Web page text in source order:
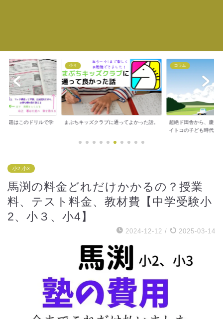
問題はこのドリルで学
小４
まぶちキッズクラブに通ってよかった話。
コラム
超絶ド田舎から、慶応
イトコの子ども時代...
小2,小3
馬渕の料金どれだけかかるの？授業
料、テスト料金、教材費【中学受験小
2、小３、小4】
2024-12-12 / 2025-03-14